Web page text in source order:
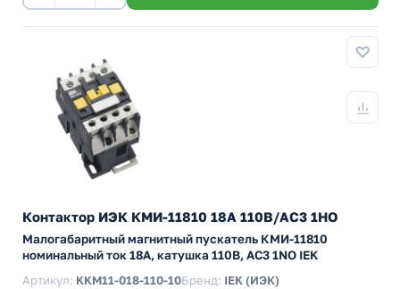
Контактор ИЭК КМИ-11810 18А 110В/АС3 1НО
Малогабаритный магнитный пускатель КМИ-11810
номинальный ток 18А, катушка 110В, АС3 1NO IEK
Артикул: KKM11-018-110-10Бренд: IEK (ИЭК)